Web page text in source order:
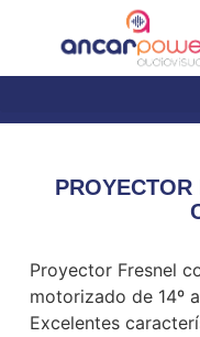
Proyector Fresnel
motorizado de 14º
Excelentes